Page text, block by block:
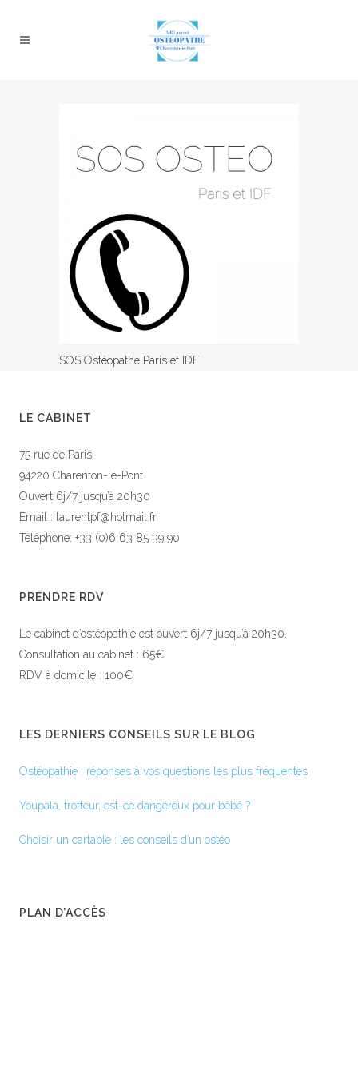
SOS Ostéopathe Paris et IDF
LE CABINET
75 rue de Paris
94220 Charenton-le-Pont
Ouvert 6j/7 jusqu’à 20h30
Email : laurentpf@hotmail.fr
Téléphone: +33 (0)6 63 85 39 90
PRENDRE RDV
Le cabinet d’ostéopathie est ouvert 6j/7 jusqu’à 20h30.
Consultation au cabinet : 65€
RDV à domicile : 100€
LES DERNIERS CONSEILS SUR LE BLOG
Ostéopathie : réponses à vos questions les plus fréquentes
Youpala, trotteur, est-ce dangereux pour bébé ?
Choisir un cartable : les conseils d’un ostéo
PLAN D’ACCÈS